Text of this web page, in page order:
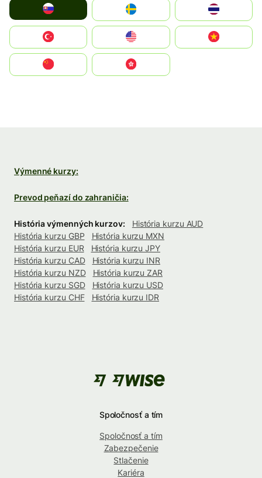
United States
中國香港特別行政區
Výmenné kurzy:
Prevod peňazí do zahraničia:
História výmenných kurzov:
História kurzu AUD
História kurzu GBP
História kurzu MXN
História kurzu EUR
História kurzu JPY
História kurzu CAD
História kurzu INR
História kurzu NZD
História kurzu ZAR
História kurzu SGD
História kurzu USD
História kurzu CHF
História kurzu IDR
Spoločnosť a tím
Spoločnosť a tím
Zabezpečenie
Stlačenie
Kariéra